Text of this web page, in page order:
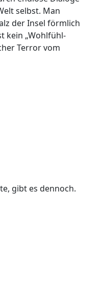
selbst. Man
der Insel förmlich
kein „Wohlfühl-
Terror vom
gibt es dennoch.